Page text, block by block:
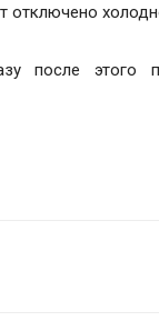
отключено
после этого